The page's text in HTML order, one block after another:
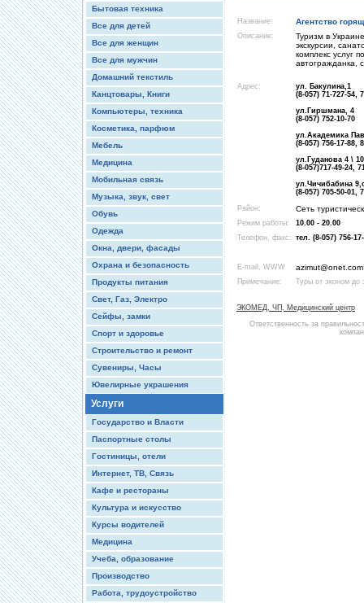
Бытовая техника
Все для детей
Все для женщин
Все для мужчин
Домашний текстиль
Канцтовары, Книги
Компьютеры, техника
Косметика, парфюм
Мебель
Медицина
Мобильная связь
Музыка, звук, свет
Обувь
Одежда
Окна, двери, фасады
Охрана и безопасность
Продукты питания
Свет, Газ, Электро
Сейфы, замки
Спорт и здоровье
Строительство и ремонт
Сувениры, Часы
Ювелирные украшения
Услуги
Государство и Власти
Паспортные столы
Гостиницы, отели
Интернет, ТВ, Связь
Кафе и рестораны
Культура и искусство
Курсы водителей
Медицина
Учеба, образование
Производство
Работа, трудоустройство
Название: Агентство
Описание:
Туризм в
экскурсии,
комплекс услуг
автогражданка,
Адрес:
ул. Бакулина,1
(8-057) 71-727-54,
ул.Гиршмана, 4
(8-057) 752-10-70
ул.Академика
(8-057) 756-17-88,
ул.Гуданова 4 \
(8-057)717-49-24,
ул.Чичибабина
(8-057) 705-50-01,
Район:
Сеть
Режим работы:
10.00 - 20.00
Телефон, факс: тел. (8-057) 756-
E-mail, WWW
Примечание: Туры от эконом до
ЭКОМЕД, ЧП, Медицинский центр
Ответственность за